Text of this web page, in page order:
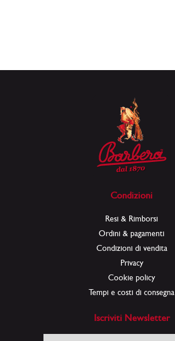
Condizioni
Resi & Rimborsi
Ordini & pagamenti
Condizioni di vendita
Privacy
Cookie policy
Tempi e costi di consegna
Iscriviti Newsletter